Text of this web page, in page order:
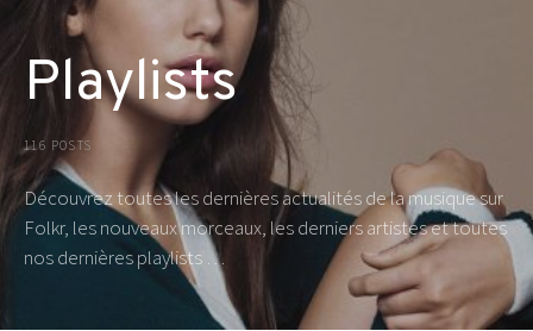
Playlists
116 POSTS
Découvrez toutes les dernières actualités de la musique sur
Folkr, les nouveaux morceaux, les derniers artistes et toutes
nos dernières playlists …